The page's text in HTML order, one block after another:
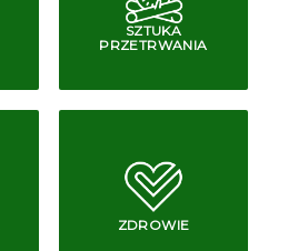
SZTUKA
PRZETRWANIA
ZDROWIE